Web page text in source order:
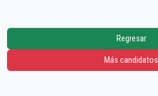
Regresar
Más candidatos